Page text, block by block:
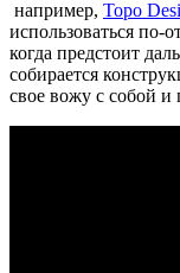
например, Topo
использоваться по-
когда предстоит
собирается
свое вожу с собой